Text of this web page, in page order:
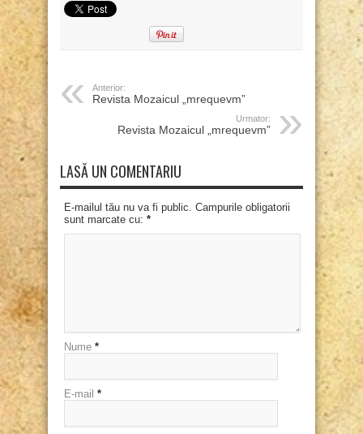
Anterior:
Revista Mozaicul „mrequevm”
Urmator:
Revista Mozaicul „mrequevm”
LASĂ UN COMENTARIU
E-mailul tău nu va fi public. Campurile obligatorii
sunt marcate cu: *
Nume *
E-mail *